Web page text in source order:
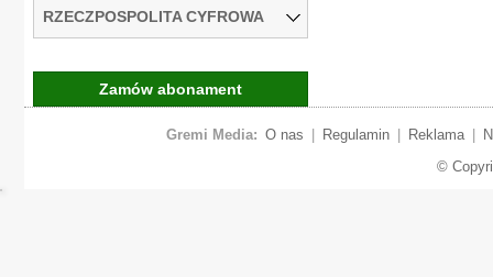
RZECZPOSPOLITA CYFROWA
Zamów abonament
Gremi Media: O nas Regulamin Reklama
©